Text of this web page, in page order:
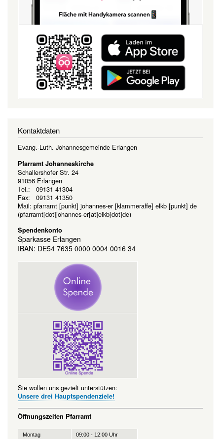
Kontaktdaten
Evang.-Luth. Johannesgemeinde Erlangen
Pfarramt Johanneskirche
Schallershofer Str. 24
91056 Erlangen
Tel.: 09131 41304
Fax: 09131 41350
Mail: pfarramt [punkt] johannes-er [klammeraffe] elkb [punkt] de
(pfarramt[dot]johannes-er[at]elkb[dot]de)
Spendenkonto
Sparkasse Erlangen
IBAN: DE54 7635 0000 0004 0016 34
Sie wollen uns gezielt unterstützen:
Unsere drei Hauptspendenziele!
Öffnungszeiten Pfarramt
Montag
09:00 - 12:00 Uhr